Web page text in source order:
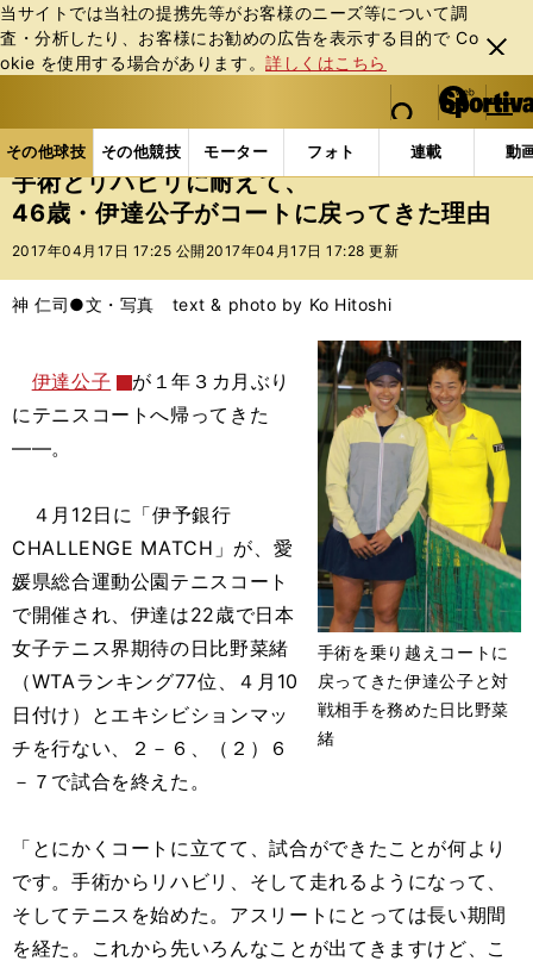
当サイトでは当社の提携先等がお客様のニーズ等について調
査・分析したり、お客様にお勧めの広告を表⽰する⽬的で Co
okie を使⽤する場合があります。詳しくはこちら
閉じ
る
web Sportiva (webスポルティーバ)
検索
マイペ
ー
ジ
メニュ
その他球技 その他競技 モーター フォト 連載 動
ス
ポ
ル
バ
その他球技の記事一覧 テニス 手術とリハビリに耐
手術とリハビリに耐えて、
46歳・伊達公子がコートに戻ってきた理由
2017年04月17日 17:25 公開 2017年04月17日 17:28 更新
神 仁司●文・写真 text & photo by Ko Hitoshi
手術を乗り越えコートに
戻ってきた伊達公子と対
戦相手を務めた日比野菜
緒
伊達公子
が１年３カ月ぶり
にテニスコートへ帰ってきた
――。
４月12日に「伊予銀行
CHALLENGE MATCH」が、愛
媛県総合運動公園テニスコート
で開催され、伊達は22歳で日本
女子テニス界期待の日比野菜緒
（WTAランキング77位、４月10
日付け）とエキシビションマッ
チを行ない、２－６、（２）６
－７で試合を終えた。
「とにかくコートに立てて、試合ができたことが何より
です。手術からリハビリ、そして走れるようになって、
そしてテニスを始めた。アスリートにとっては長い期間
を経た。これから先いろんなことが出てきますけど、こ